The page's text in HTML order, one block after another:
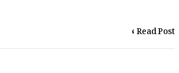
Read Post »